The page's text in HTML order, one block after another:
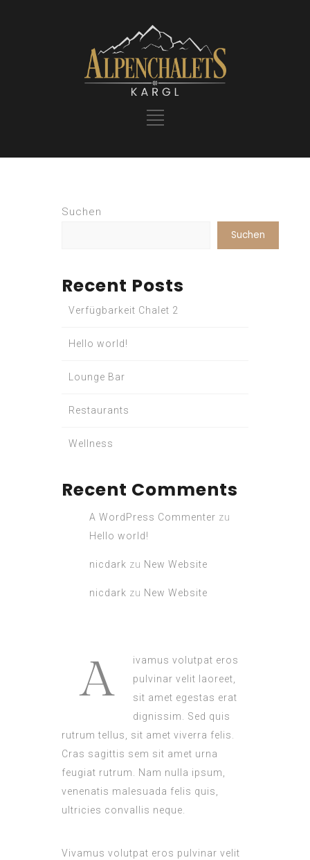
Suchen
Suchen
Recent Posts
Verfügbarkeit Chalet 2
Hello world!
Lounge Bar
Restaurants
Wellness
Recent Comments
A WordPress Commenter zu
Hello world!
nicdark zu New Website
nicdark zu New Website
A
ivamus volutpat eros
pulvinar velit laoreet,
sit amet egestas erat
dignissim. Sed quis
rutrum tellus, sit amet viverra felis.
Cras sagittis sem sit amet urna
feugiat rutrum. Nam nulla ipsum,
venenatis malesuada felis quis,
ultricies convallis neque.
Vivamus volutpat eros pulvinar velit